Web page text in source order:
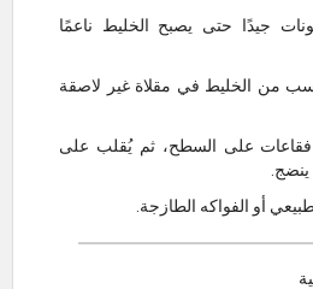
جيدًا حتى يصبح الخليط ناعمًا
من الخليط في مقلاة غير لاصقة
على السطح، ثم يُقلب على
أو الفواكه الطازجة.